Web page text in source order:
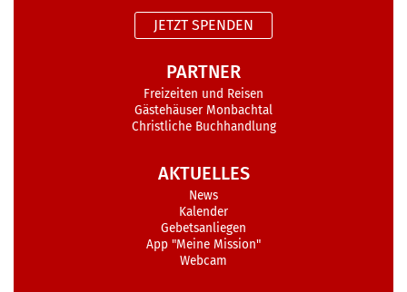
JETZT SPENDEN
PARTNER
Freizeiten und Reisen
Gästehäuser Monbachtal
Christliche Buchhandlung
AKTUELLES
News
Kalender
Gebetsanliegen
App "Meine Mission"
Webcam